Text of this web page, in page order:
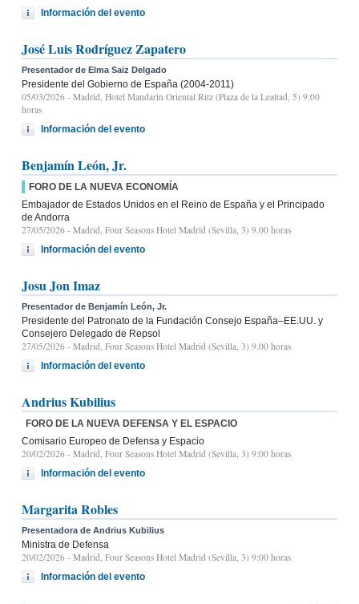
Información del evento
José Luis Rodríguez Zapatero
Presentador de Elma Saiz Delgado
Presidente del Gobierno de España (2004-2011)
05/03/2026 - Madrid, Hotel Mandarin Oriental Ritz (Plaza de la Lealtad, 5) 9:00
horas
Información del evento
Benjamín León, Jr.
FORO DE LA NUEVA ECONOMÍA
Embajador de Estados Unidos en el Reino de España y el Principado
de Andorra
27/05/2026 - Madrid, Four Seasons Hotel Madrid (Sevilla, 3) 9.00 horas
Información del evento
Josu Jon Imaz
Presentador de Benjamín León, Jr.
Presidente del Patronato de la Fundación Consejo España–EE.UU. y
Consejero Delegado de Repsol
27/05/2026 - Madrid, Four Seasons Hotel Madrid (Sevilla, 3) 9.00 horas
Información del evento
Andrius Kubilius
FORO DE LA NUEVA DEFENSA Y EL ESPACIO
Comisario Europeo de Defensa y Espacio
20/02/2026 - Madrid, Four Seasons Hotel Madrid (Sevilla, 3) 9:00 horas
Información del evento
Margarita Robles
Presentadora de Andrius Kubilius
Ministra de Defensa
20/02/2026 - Madrid, Four Seasons Hotel Madrid (Sevilla, 3) 9:00 horas
Información del evento